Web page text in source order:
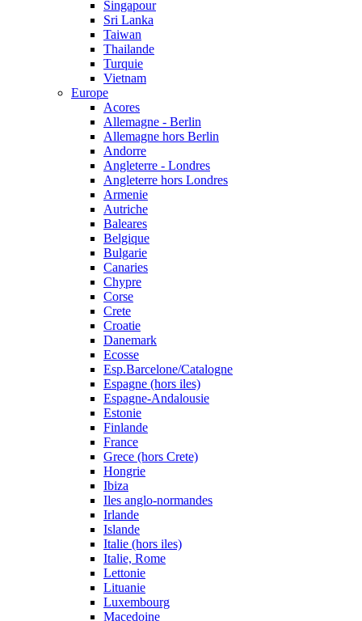
Singapour
Sri Lanka
Taiwan
Thailande
Turquie
Vietnam
Europe
Acores
Allemagne - Berlin
Allemagne hors Berlin
Andorre
Angleterre - Londres
Angleterre hors Londres
Armenie
Autriche
Baleares
Belgique
Bulgarie
Canaries
Chypre
Corse
Crete
Croatie
Danemark
Ecosse
Esp.Barcelone/Catalogne
Espagne (hors iles)
Espagne-Andalousie
Estonie
Finlande
France
Grece (hors Crete)
Hongrie
Ibiza
Iles anglo-normandes
Irlande
Islande
Italie (hors iles)
Italie, Rome
Lettonie
Lituanie
Luxembourg
Macedoine